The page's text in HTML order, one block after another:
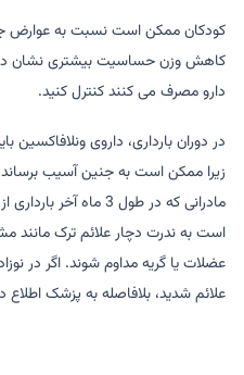
کودکان ممکن است نسبت به عوارض
کاهش وزن حساسیت بیشتری نشان
دارو مصرف می کنند کنترل کنید.
در دوران بارداری، داروی
زیرا ممکن است به جنین آسیب
مادرانی که در طول 3
است به ندرت دچار علائم ترک
عضلات یا گریه مداوم شوند. اگر در
علائم شدید، بلافاصله به پزشک اطلاع